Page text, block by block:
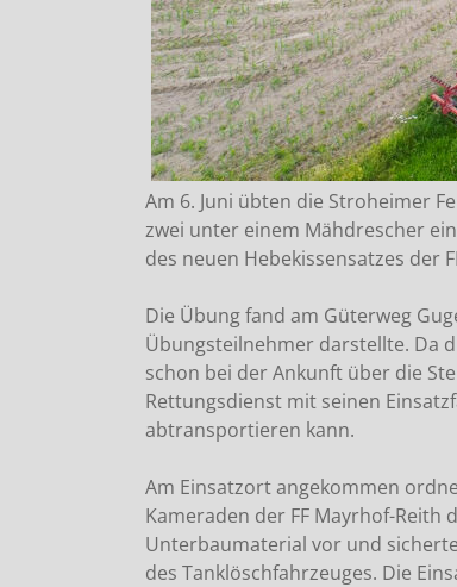
Am 6. Juni übten die Stroheimer
zwei unter einem Mähdrescher
des neuen Hebekissensatzes der
Die Übung fand am Güterweg
Übungsteilnehmer darstellte. Da
schon bei der Ankunft über die
Rettungsdienst mit seinen
abtransportieren kann.
Am Einsatzort angekommen
Kameraden der FF Mayrhof-
Unterbaumaterial vor und
des Tanklöschfahrzeuges. Die